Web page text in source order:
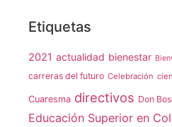
Etiquetas
2021 actualidad bienestar
carreras del futuro Celebración
Cuaresma directivos Don
Educación Superior en